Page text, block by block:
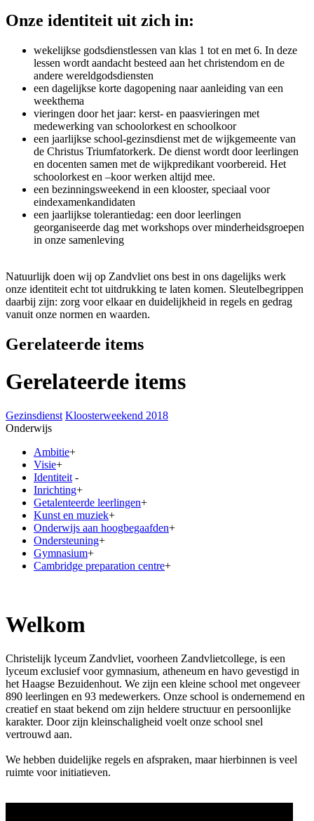
Onze identiteit uit zich in:
wekelijkse godsdienstlessen van klas 1 tot en met 6. In deze
lessen wordt aandacht besteed aan het christendom en de
andere wereldgodsdiensten
een dagelijkse korte dagopening naar aanleiding van een
weekthema
vieringen door het jaar: kerst- en paasvieringen met
medewerking van schoolorkest en schoolkoor
een jaarlijkse school-gezinsdienst met de wijkgemeente van
de Christus Triumfatorkerk. De dienst wordt door leerlingen
en docenten samen met de wijkpredikant voorbereid. Het
schoolorkest en –koor werken altijd mee.
een bezinningsweekend in een klooster, speciaal voor
eindexamenkandidaten
een jaarlijkse tolerantiedag: een door leerlingen
georganiseerde dag met workshops over minderheidsgroepen
in onze samenleving
Natuurlijk doen wij op Zandvliet ons best in ons dagelijks werk
onze identiteit echt tot uitdrukking te laten komen. Sleutelbegrippen
daarbij zijn: zorg voor elkaar en duidelijkheid in regels en gedrag
vanuit onze normen en waarden.
Gerelateerde items
Gerelateerde items
Gezinsdienst Kloosterweekend 2018
Onderwijs
Ambitie+
Visie+
Identiteit -
Inrichting+
Getalenteerde leerlingen+
Kunst en muziek+
Onderwijs aan hoogbegaafden+
Ondersteuning+
Gymnasium+
Cambridge preparation centre+
Welkom
Christelijk lyceum Zandvliet, voorheen Zandvlietcollege, is een
lyceum exclusief voor gymnasium, atheneum en havo gevestigd in
het Haagse Bezuidenhout. We zijn een kleine school met ongeveer
890 leerlingen en 93 medewerkers. Onze school is ondernemend en
creatief en staat bekend om zijn heldere structuur en persoonlijke
karakter. Door zijn kleinschaligheid voelt onze school snel
vertrouwd aan.
We hebben duidelijke regels en afspraken, maar hierbinnen is veel
ruimte voor initiatieven.